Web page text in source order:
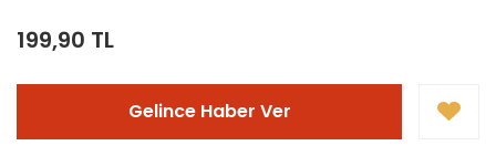
199,90 TL
Gelince Haber Ver